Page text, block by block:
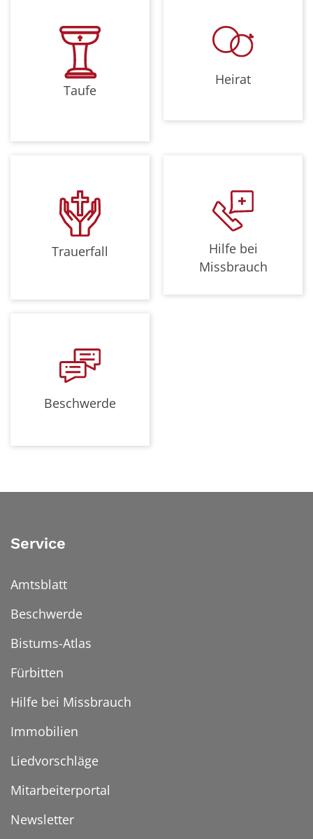
Taufe
Heirat
Trauerfall
Hilfe bei
Missbrauch
Beschwerde
Service
Amtsblatt
Beschwerde
Bistums-Atlas
Fürbitten
Hilfe bei Missbrauch
Immobilien
Liedvorschläge
Mitarbeiterportal
Newsletter